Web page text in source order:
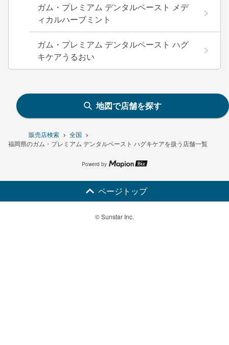
販売店検索
全国
福岡県のガム・プレミアム デンタルペースト ハグキケアを扱う店舗一覧
ガム・プレミアム デンタルペースト メデ
ィカルハーブミント
ガム・プレミアム デンタルペースト ハグ
キケアうるおい
地図で店舗を探す
Powerd by
ページトップ
© Sunstar Inc.